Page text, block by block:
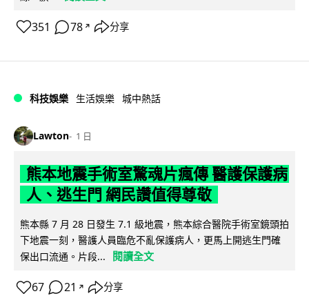
351 78 ↗ 分享
科技娛樂 生活娛樂 城中熱話
Lawton 1 日
熊本地震手術室驚魂片瘋傳 醫護保護病
人、逃生門 網民讚值得尊敬
熊本縣 7 月 28 日發生 7.1 級地震，熊本綜合醫院手術室鏡頭拍
下地震一刻，醫護人員臨危不亂保護病人，更馬上開逃生門確
保出口流通。片段...
閱讀全文
67 21 ↗ 分享